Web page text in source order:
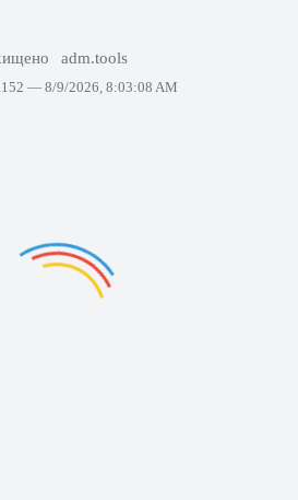
adm.tools
— 8/9/2026, 8:03:08 AM